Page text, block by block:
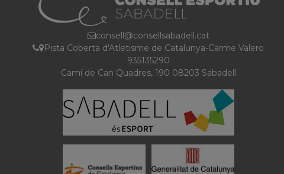
consell@consellsabadell.cat
Pista Coberta d'Atletisme de Catalunya-Carme Valero
935135290
Camí de Can Quadres, 190 08203 Sabadell